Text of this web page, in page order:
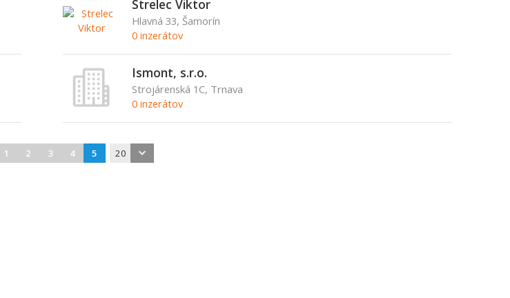
Strelec Viktor
Hlavná 33, Šamorín
0 inzerátov
Ismont, s.r.o.
Strojárenská 1C, Trnava
0 inzerátov
1 2 3 4 5 20